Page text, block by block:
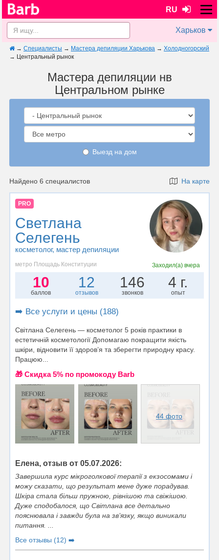
RU
Харьков
→ Специалисты → Мастера депиляции Харькова → Холодногорский
→ Центральный рынок
Мастера депиляции нв
Центральном рынке
Выезд на дом
Найдено 6 специалистов На карте
PRO
Светлана
Селегень
косметолог, мастер депиляции
метро Площадь Конституции Заходил(а)вчера
10
баллов
12
отзывов
146
звонков
4 г.
опыт
➡️ Все услуги и цены (188)
Світлана Селегень — косметолог 5 років практики в
естетичній косметології Допомагаю покращити якість
шкіри, відновити її здоров’я та зберегти природну красу.
Працюю...
🎁 Cкидка 5% по промокоду Barb
44 фото
Елена, отзыв от 05.07.2026:
Завершила курс мікроголкової терапії з екзосомами і
можу сказати, що результат мене дуже порадував.
Шкіра стала більш пружною, рівнішою та свіжішою.
Дуже сподобалося, що Світлана все детально
пояснювала і завжди була на зв’язку, якщо виникали
питання. ...
Все отзывы (12) ➡️